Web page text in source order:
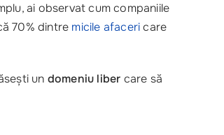
ai observat cum companiile
70% dintre micile afacericare
un domeniu liber care să